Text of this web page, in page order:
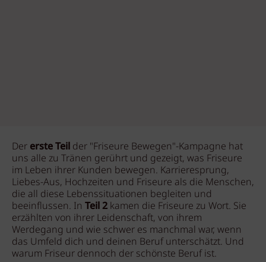
Der erste Teil der "Friseure Bewegen"-Kampagne hat
uns alle zu Tränen gerührt und gezeigt, was Friseure
im Leben ihrer Kunden bewegen. Karrieresprung,
Liebes-Aus, Hochzeiten und Friseure als die Menschen,
die all diese Lebenssituationen begleiten und
beeinflussen. In Teil 2 kamen die Friseure zu Wort. Sie
erzählten von ihrer Leidenschaft, von ihrem
Werdegang und wie schwer es manchmal war, wenn
das Umfeld dich und deinen Beruf unterschätzt. Und
warum Friseur dennoch der schönste Beruf ist.